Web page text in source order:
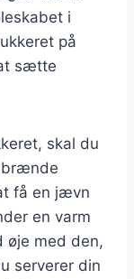
i
på
sætte
skal du
få en jævn
en varm
øje med den,
serverer din